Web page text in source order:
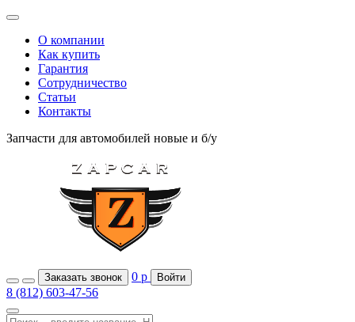
О компании
Как купить
Гарантия
Сотрудничество
Статьи
Контакты
Запчасти для автомобилей новые и б/у
Заказать звонок 0 р Войти
8 (812) 603-47-56